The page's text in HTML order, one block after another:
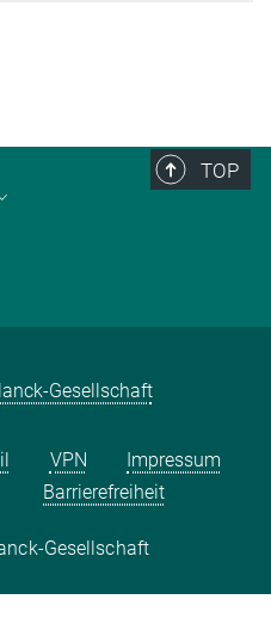
TOP
Gesellschaft
VPN
Impressum
Barrierefreiheit
Gesellschaft